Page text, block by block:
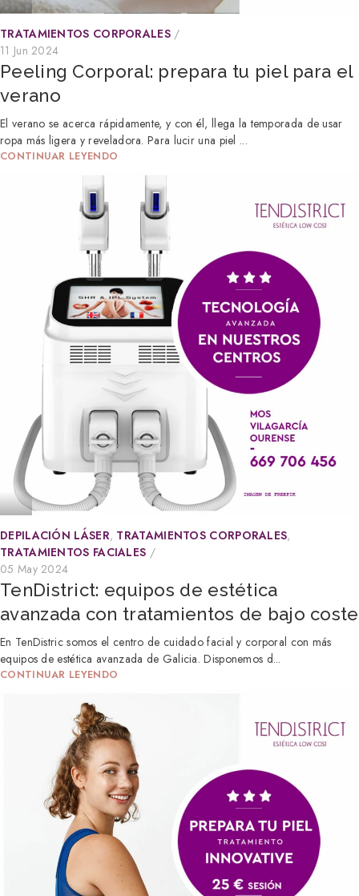
TRATAMIENTOS CORPORALES
11 Jun 2024
Peeling Corporal: prepara tu piel para el
verano
El verano se acerca rápidamente, y con él, llega la temporada de usar
ropa más ligera y reveladora. Para lucir una piel ...
CONTINUAR LEYENDO
DEPILACIÓN LÁSER, TRATAMIENTOS CORPORALES,
TRATAMIENTOS FACIALES
05 May 2024
TenDistrict: equipos de estética
avanzada con tratamientos de bajo coste
En TenDistric somos el centro de cuidado facial y corporal con más
equipos de estética avanzada de Galicia. Disponemos d...
CONTINUAR LEYENDO